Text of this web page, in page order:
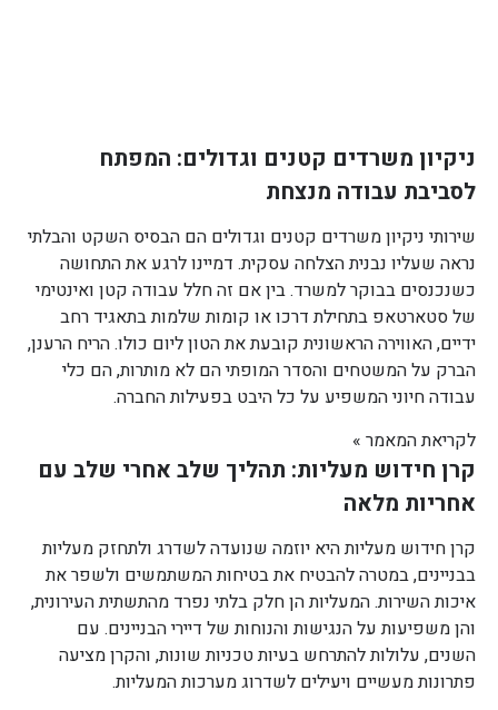
ניקיון משרדים קטנים וגדולים: המפתח
לסביבת עבודה מנצחת
שירותי ניקיון משרדים קטנים וגדולים הם הבסיס השקט והבלתי
נראה שעליו נבנית הצלחה עסקית. דמיינו לרגע את התחושה
כשנכנסים בבוקר למשרד. בין אם זה חלל עבודה קטן ואינטימי
של סטארטאפ בתחילת דרכו או קומות שלמות בתאגיד רחב
ידיים, האווירה הראשונית קובעת את הטון ליום כולו. הריח הרענן,
הברק על המשטחים והסדר המופתי הם לא מותרות, הם כלי
עבודה חיוני המשפיע על כל היבט בפעילות החברה.
לקריאת המאמר »
קרן חידוש מעליות: תהליך שלב אחרי שלב עם
אחריות מלאה
קרן חידוש מעליות היא יוזמה שנועדה לשדרג ולתחזק מעליות
בבניינים, במטרה להבטיח את בטיחות המשתמשים ולשפר את
איכות השירות. המעליות הן חלק בלתי נפרד מהתשתית העירונית,
והן משפיעות על הנגישות והנוחות של דיירי הבניינים. עם
השנים, עלולות להתרחש בעיות טכניות שונות, והקרן מציעה
פתרונות מעשיים ויעילים לשדרוג מערכות המעליות.